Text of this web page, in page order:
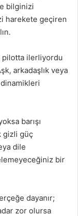
bilginizi
harekete geçiren
pilotta ilerliyordu
arkadaşlık veya
barışı
gizli güç
dile
bir
dayanır;
zor olursa